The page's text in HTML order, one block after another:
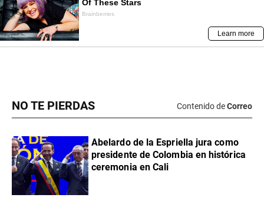
NO TE PIERDAS Contenido deCorreo
Abelardo de la Espriella jura como
presidente de Colombia en histórica
ceremonia en Cali